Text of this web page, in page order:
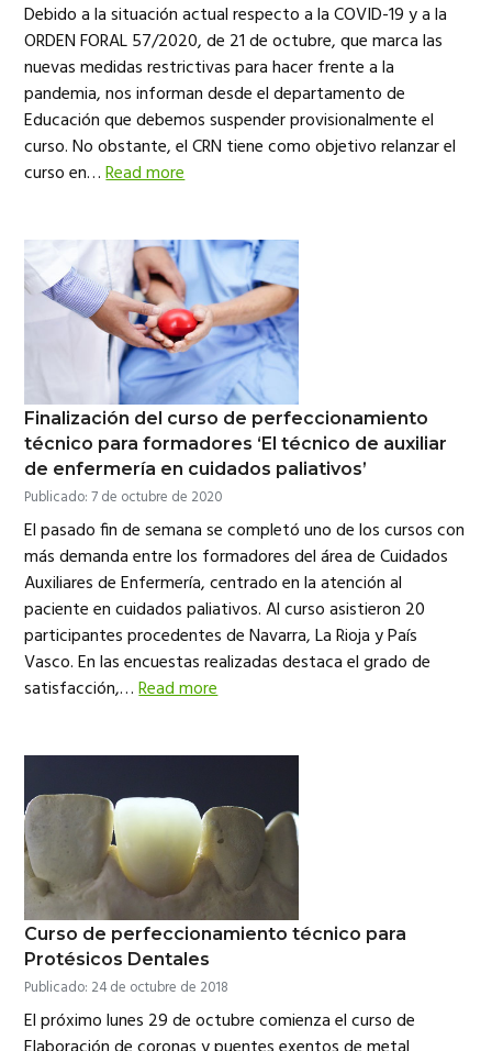
Debido a la situación actual respecto a la COVID-19 y a la
ORDEN FORAL 57/2020, de 21 de octubre, que marca las
nuevas medidas restrictivas para hacer frente a la
pandemia, nos informan desde el departamento de
Educación que debemos suspender provisionalmente el
curso. No obstante, el CRN tiene como objetivo relanzar el
curso en…Read more
Finalización del curso de perfeccionamiento
técnico para formadores ‘El técnico de auxiliar
de enfermería en cuidados paliativos’
Publicado: 7 de octubre de 2020
El pasado fin de semana se completó uno de los cursos con
más demanda entre los formadores del área de Cuidados
Auxiliares de Enfermería, centrado en la atención al
paciente en cuidados paliativos. Al curso asistieron 20
participantes procedentes de Navarra, La Rioja y País
Vasco. En las encuestas realizadas destaca el grado de
satisfacción,…Read more
Curso de perfeccionamiento técnico para
Protésicos Dentales
Publicado: 24 de octubre de 2018
El próximo lunes 29 de octubre comienza el curso de